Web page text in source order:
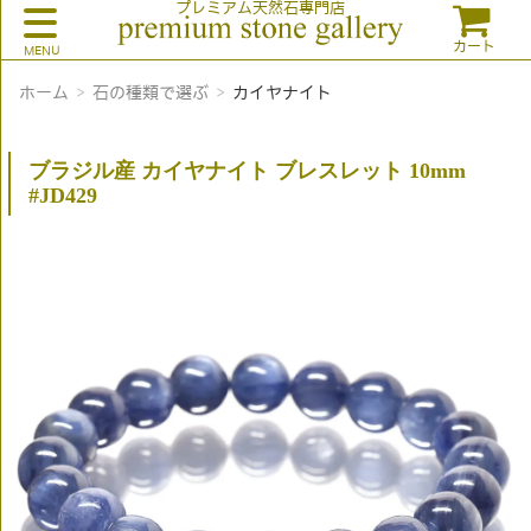
プレミアム天然石専門店
カート
ホーム 石の種類で選ぶ カイヤナイト
ブラジル産 カイヤナイト ブレスレット 10mm
#JD429